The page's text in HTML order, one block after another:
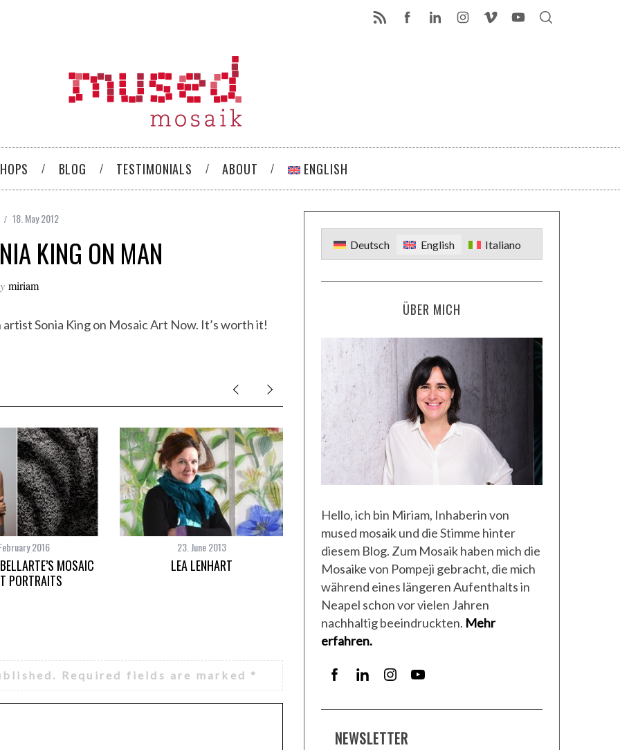
BLOG TESTIMONIALS ABOUT ENGLISH
18. May 2012
KING ON MAN
miriam
Sonia King on Mosaic Art Now. It’s worth it!
2016
MOSAIC
PORTRAITS
23. June 2013
LEA LENHART
20. July 2013
GREET WEITENBERG
5. September 2013
Required fields are marked *
Deutsch English Italiano
ÜBER MICH
Hello, ich bin Miriam, Inhaberin von
mused mosaik und die Stimme hinter
diesem Blog. Zum Mosaik haben mich die
Mosaike von Pompeji gebracht, die mich
während eines längeren Aufenthalts in
Neapel schon vor vielen Jahren
nachhaltig beeindruckten. Mehr
erfahren.
NEWSLETTER